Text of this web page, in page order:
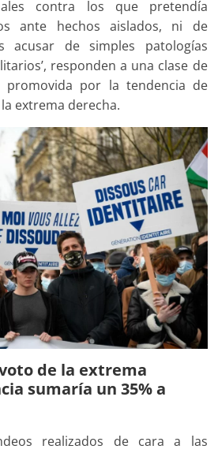
contra los que pretendía
ante hechos aislados, ni de
acusar de simples patologías
responden a una clase de
promovida por la tendencia de
extrema derecha.
de la extrema
sumaría un 35% a
realizados de cara a las